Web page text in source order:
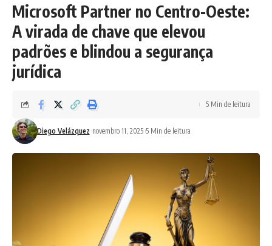
Microsoft Partner no Centro-Oeste:
A virada de chave que elevou
padrões e blindou a segurança
jurídica
Diego Velázquez novembro 11, 2025 5 Min de leitura
5 Min de leitura